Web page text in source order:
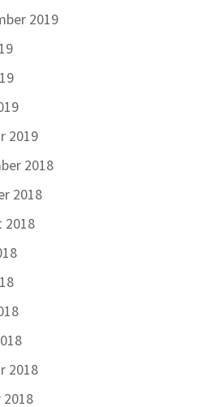
2019
2019
2018
2018
2018
2018
2018